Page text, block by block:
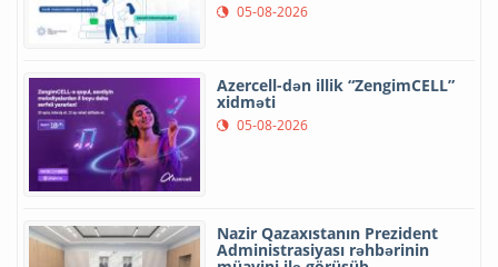
05-08-2026
Azercell-dən illik “ZengimCELL”
xidməti
05-08-2026
Nazir Qazaxıstanın Prezident
Administrasiyası rəhbərinin